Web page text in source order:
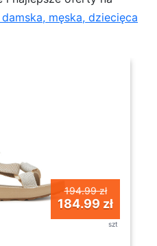
męska, dziecięca
194.99 zł
184.99 zł
szt